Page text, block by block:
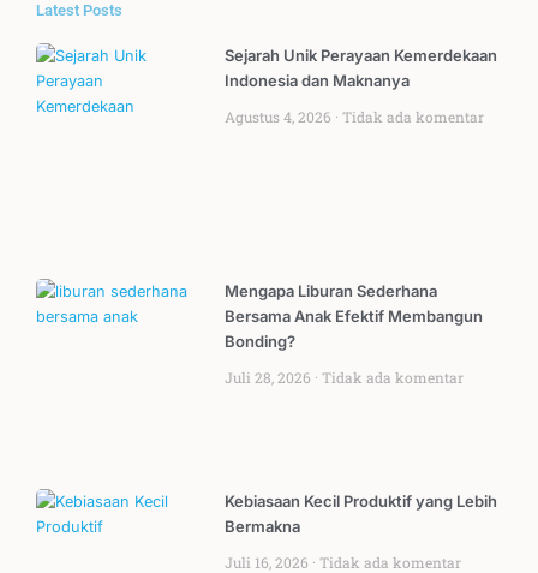
Latest Posts
Sejarah Unik Perayaan Kemerdekaan
Indonesia dan Maknanya
Agustus 4, 2026
Tidak ada komentar
Mengapa Liburan Sederhana
Bersama Anak Efektif Membangun
Bonding?
Juli 28, 2026
Tidak ada komentar
Kebiasaan Kecil Produktif yang Lebih
Bermakna
Juli 16, 2026
Tidak ada komentar